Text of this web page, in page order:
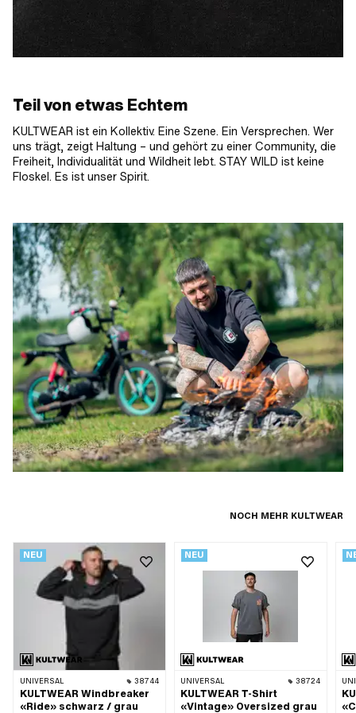
Teil von etwas Echtem
KULTWEAR ist ein Kollektiv. Eine Szene. Ein Versprechen. Wer
uns trägt, zeigt Haltung – und gehört zu einer Community, die
Freiheit, Individualität und Wildheit lebt. STAY WILD ist keine
Floskel. Es ist unser Spirit.
NOCH MEHR KULTWEAR
NEU
UNIVERSAL 38744
KULTWEAR Windbreaker
«Ride» schwarz / grau
NEU
UNIVERSAL 38724
KULTWEAR T-Shirt
«Vintage» Oversized grau